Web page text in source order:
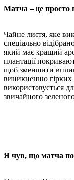
Матча – це просто
Чайне листя, яке
спеціально
який має кращий
плантації
щоб зменшити вплив
виникненню гірких
використовується
звичайного
Я чув, що матча